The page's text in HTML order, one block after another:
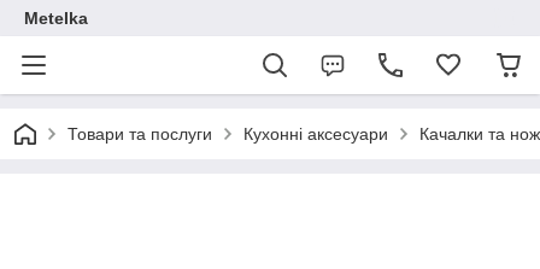
Metelka
Товари та послуги Кухонні аксесуари Качалки та